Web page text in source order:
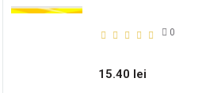
0
15.40 lei